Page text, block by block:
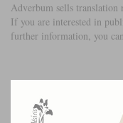
Adverbum sells
If you are interested in
further information, you